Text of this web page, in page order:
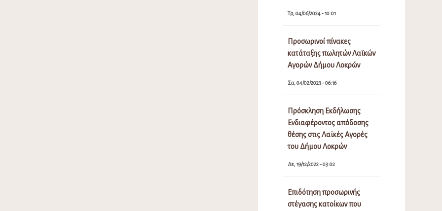
Τρ, 04/06/2024 - 10:01
Προσωρινοί πίνακες
κατάταξης πωλητών Λαϊκών
Αγορών Δήμου Λοκρών
Σα, 04/02/2023 - 06:16
Πρόσκληση Εκδήλωσης
Ενδιαφέροντος απόδοσης
θέσης στις Λαϊκές Αγορές
του Δήμου Λοκρών
Δε, 19/12/2022 - 03:02
Επιδότηση προσωρινής
στέγασης κατοίκων που